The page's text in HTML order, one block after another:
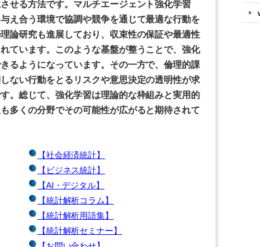
せる方法です。マルチエージェント強化学習
え合う環境で協調や競争を通じて最適な行動を
論研究も進展しており、収束性の保証や最適性
ています。このような基盤が整うことで、強化
るようになっています。その一方で、倫理的課
ない行動をとるリスクや意思決定の透明性が求
。総じて、強化学習は理論的な枠組みと実用的
多くの分野でその可能性が広がると期待されて
【社会経済統計】
【ビジネス統計】
【AI・デジタル】
【統計解析コラム】
【統計解析用語集】
【統計解析セミナー】